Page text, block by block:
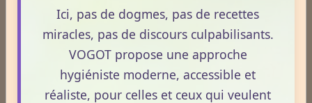
Une fois par semaine
Plus rarement
Ici, pas de dogmes, pas de recettes
miracles, pas de discours culpabilisants.
VOGOT propose une approche
hygiéniste moderne, accessible et
réaliste, pour celles et ceux qui veulent